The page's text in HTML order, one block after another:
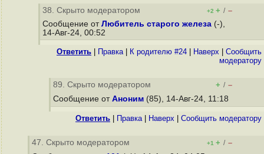
38. Скрыто модератором +2 + / –
Сообщение от Любитель старого железа (-),
14-Авг-24, 00:52
Ответить Правка| К родителю #24 Наверх
Cообщить
модератору
89. Скрыто модератором + / –
Сообщение от Аноним (85), 14-Авг-24, 11:18
Ответить Правка| Наверх Cообщить модератору
47. Скрыто модератором +1 + / –